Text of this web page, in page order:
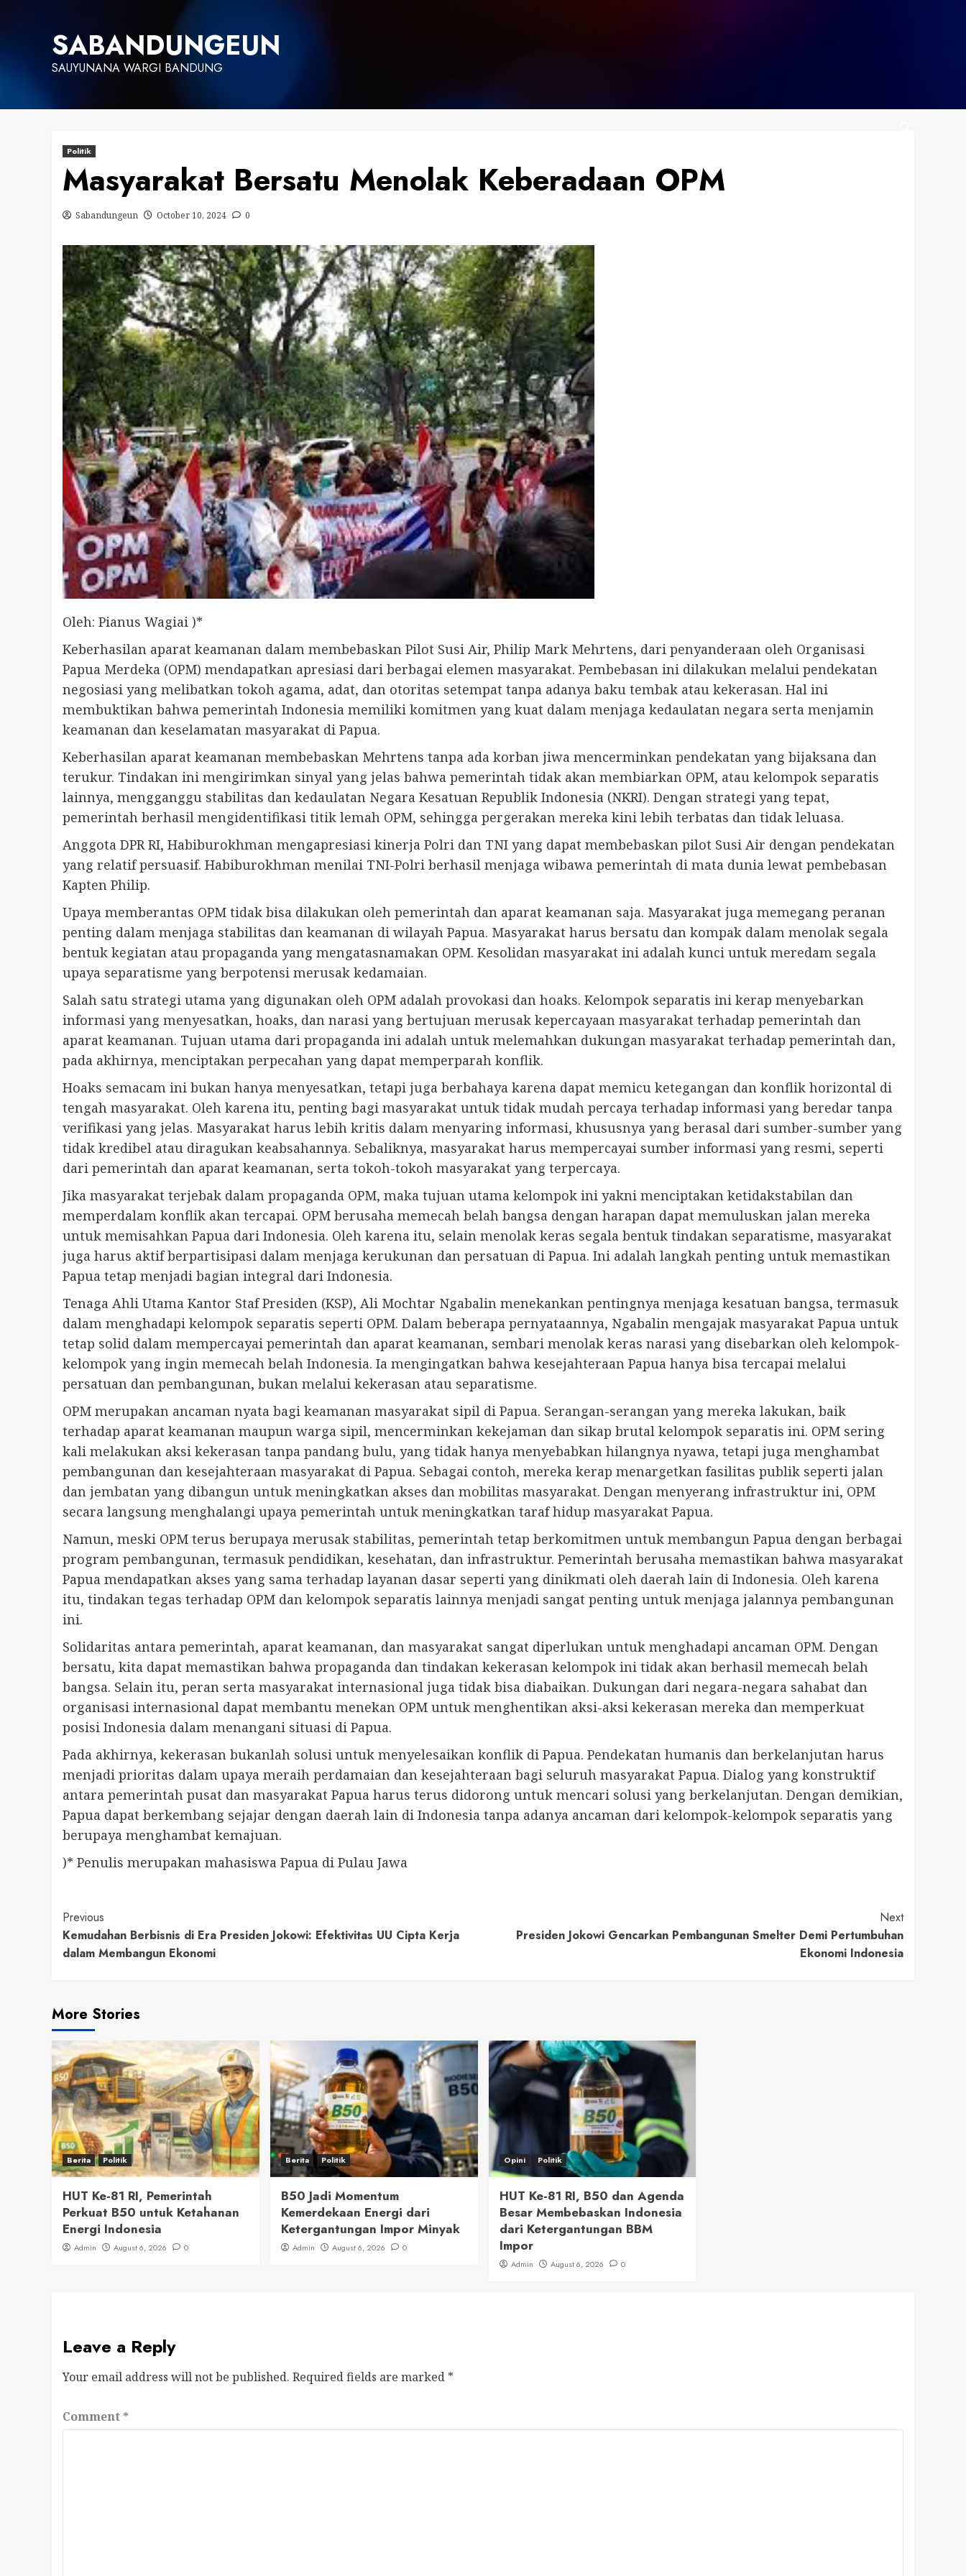
SABANDUNGEUN
SAUYUNANA WARGI BANDUNG
Politik
Masyarakat Bersatu Menolak Keberadaan OPM
Sabandungeun October 10, 2024 0
Oleh: Pianus Wagiai )*
Keberhasilan aparat keamanan dalam membebaskan Pilot Susi Air, Philip Mark Mehrtens, dari penyanderaan oleh Organisasi
Papua Merdeka (OPM) mendapatkan apresiasi dari berbagai elemen masyarakat. Pembebasan ini dilakukan melalui pendekatan
negosiasi yang melibatkan tokoh agama, adat, dan otoritas setempat tanpa adanya baku tembak atau kekerasan. Hal ini
membuktikan bahwa pemerintah Indonesia memiliki komitmen yang kuat dalam menjaga kedaulatan negara serta menjamin
keamanan dan keselamatan masyarakat di Papua.
Keberhasilan aparat keamanan membebaskan Mehrtens tanpa ada korban jiwa mencerminkan pendekatan yang bijaksana dan
terukur. Tindakan ini mengirimkan sinyal yang jelas bahwa pemerintah tidak akan membiarkan OPM, atau kelompok separatis
lainnya, mengganggu stabilitas dan kedaulatan Negara Kesatuan Republik Indonesia (NKRI). Dengan strategi yang tepat,
pemerintah berhasil mengidentifikasi titik lemah OPM, sehingga pergerakan mereka kini lebih terbatas dan tidak leluasa.
Anggota DPR RI, Habiburokhman mengapresiasi kinerja Polri dan TNI yang dapat membebaskan pilot Susi Air dengan pendekatan
yang relatif persuasif. Habiburokhman menilai TNI-Polri berhasil menjaga wibawa pemerintah di mata dunia lewat pembebasan
Kapten Philip.
Upaya memberantas OPM tidak bisa dilakukan oleh pemerintah dan aparat keamanan saja. Masyarakat juga memegang peranan
penting dalam menjaga stabilitas dan keamanan di wilayah Papua. Masyarakat harus bersatu dan kompak dalam menolak segala
bentuk kegiatan atau propaganda yang mengatasnamakan OPM. Kesolidan masyarakat ini adalah kunci untuk meredam segala
upaya separatisme yang berpotensi merusak kedamaian.
Salah satu strategi utama yang digunakan oleh OPM adalah provokasi dan hoaks. Kelompok separatis ini kerap menyebarkan
informasi yang menyesatkan, hoaks, dan narasi yang bertujuan merusak kepercayaan masyarakat terhadap pemerintah dan
aparat keamanan. Tujuan utama dari propaganda ini adalah untuk melemahkan dukungan masyarakat terhadap pemerintah dan,
pada akhirnya, menciptakan perpecahan yang dapat memperparah konflik.
Hoaks semacam ini bukan hanya menyesatkan, tetapi juga berbahaya karena dapat memicu ketegangan dan konflik horizontal di
tengah masyarakat. Oleh karena itu, penting bagi masyarakat untuk tidak mudah percaya terhadap informasi yang beredar tanpa
verifikasi yang jelas. Masyarakat harus lebih kritis dalam menyaring informasi, khususnya yang berasal dari sumber-sumber yang
tidak kredibel atau diragukan keabsahannya. Sebaliknya, masyarakat harus mempercayai sumber informasi yang resmi, seperti
dari pemerintah dan aparat keamanan, serta tokoh-tokoh masyarakat yang terpercaya.
Jika masyarakat terjebak dalam propaganda OPM, maka tujuan utama kelompok ini yakni menciptakan ketidakstabilan dan
memperdalam konflik akan tercapai. OPM berusaha memecah belah bangsa dengan harapan dapat memuluskan jalan mereka
untuk memisahkan Papua dari Indonesia. Oleh karena itu, selain menolak keras segala bentuk tindakan separatisme, masyarakat
juga harus aktif berpartisipasi dalam menjaga kerukunan dan persatuan di Papua. Ini adalah langkah penting untuk memastikan
Papua tetap menjadi bagian integral dari Indonesia.
Tenaga Ahli Utama Kantor Staf Presiden (KSP), Ali Mochtar Ngabalin menekankan pentingnya menjaga kesatuan bangsa, termasuk
dalam menghadapi kelompok separatis seperti OPM. Dalam beberapa pernyataannya, Ngabalin mengajak masyarakat Papua untuk
tetap solid dalam mempercayai pemerintah dan aparat keamanan, sembari menolak keras narasi yang disebarkan oleh kelompok-
kelompok yang ingin memecah belah Indonesia. Ia mengingatkan bahwa kesejahteraan Papua hanya bisa tercapai melalui
persatuan dan pembangunan, bukan melalui kekerasan atau separatisme.
OPM merupakan ancaman nyata bagi keamanan masyarakat sipil di Papua. Serangan-serangan yang mereka lakukan, baik
terhadap aparat keamanan maupun warga sipil, mencerminkan kekejaman dan sikap brutal kelompok separatis ini. OPM sering
kali melakukan aksi kekerasan tanpa pandang bulu, yang tidak hanya menyebabkan hilangnya nyawa, tetapi juga menghambat
pembangunan dan kesejahteraan masyarakat di Papua. Sebagai contoh, mereka kerap menargetkan fasilitas publik seperti jalan
dan jembatan yang dibangun untuk meningkatkan akses dan mobilitas masyarakat. Dengan menyerang infrastruktur ini, OPM
secara langsung menghalangi upaya pemerintah untuk meningkatkan taraf hidup masyarakat Papua.
Namun, meski OPM terus berupaya merusak stabilitas, pemerintah tetap berkomitmen untuk membangun Papua dengan berbagai
program pembangunan, termasuk pendidikan, kesehatan, dan infrastruktur. Pemerintah berusaha memastikan bahwa masyarakat
Papua mendapatkan akses yang sama terhadap layanan dasar seperti yang dinikmati oleh daerah lain di Indonesia. Oleh karena
itu, tindakan tegas terhadap OPM dan kelompok separatis lainnya menjadi sangat penting untuk menjaga jalannya pembangunan
ini.
Solidaritas antara pemerintah, aparat keamanan, dan masyarakat sangat diperlukan untuk menghadapi ancaman OPM. Dengan
bersatu, kita dapat memastikan bahwa propaganda dan tindakan kekerasan kelompok ini tidak akan berhasil memecah belah
bangsa. Selain itu, peran serta masyarakat internasional juga tidak bisa diabaikan. Dukungan dari negara-negara sahabat dan
organisasi internasional dapat membantu menekan OPM untuk menghentikan aksi-aksi kekerasan mereka dan memperkuat
posisi Indonesia dalam menangani situasi di Papua.
Pada akhirnya, kekerasan bukanlah solusi untuk menyelesaikan konflik di Papua. Pendekatan humanis dan berkelanjutan harus
menjadi prioritas dalam upaya meraih perdamaian dan kesejahteraan bagi seluruh masyarakat Papua. Dialog yang konstruktif
antara pemerintah pusat dan masyarakat Papua harus terus didorong untuk mencari solusi yang berkelanjutan. Dengan demikian,
Papua dapat berkembang sejajar dengan daerah lain di Indonesia tanpa adanya ancaman dari kelompok-kelompok separatis yang
berupaya menghambat kemajuan.
)* Penulis merupakan mahasiswa Papua di Pulau Jawa
Continue
Reading
Previous
Kemudahan Berbisnis di Era Presiden Jokowi: Efektivitas UU Cipta Kerja
dalam Membangun Ekonomi
Next
Presiden Jokowi Gencarkan Pembangunan Smelter Demi Pertumbuhan
Ekonomi Indonesia
More Stories
Berita Politik
HUT Ke-81 RI, Pemerintah
Perkuat B50 untuk Ketahanan
Energi Indonesia
Admin August 6, 2026 0
Berita Politik
B50 Jadi Momentum
Kemerdekaan Energi dari
Ketergantungan Impor Minyak
Admin August 6, 2026 0
Opini Politik
HUT Ke-81 RI, B50 dan Agenda
Besar Membebaskan Indonesia
dari Ketergantungan BBM
Impor
Admin August 6, 2026 0
Leave a Reply
Your email address will not be published. Required fields are marked *
Comment *